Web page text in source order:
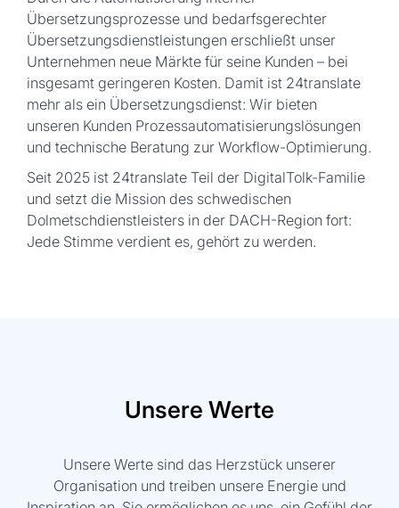
Übersetzungsprozesse und bedarfsgerechter
Übersetzungsdienstleistungen erschließt unser
Unternehmen neue Märkte für seine Kunden – bei
insgesamt geringeren Kosten. Damit ist 24translate
mehr als ein Übersetzungsdienst: Wir bieten
unseren Kunden Prozessautomatisierungslösungen
und technische Beratung zur Workflow-Optimierung.
Seit 2025 ist 24translate Teil der DigitalTolk-Familie
und setzt die Mission des schwedischen
Dolmetschdienstleisters in der DACH-Region fort:
Jede Stimme verdient es, gehört zu werden.
Unsere Werte
Unsere Werte sind das Herzstück unserer
Organisation und treiben unsere Energie und